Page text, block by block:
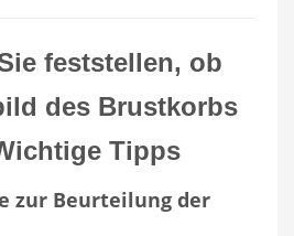
feststellen, ob
des Brustkorbs
Tipps
zur Beurteilung der